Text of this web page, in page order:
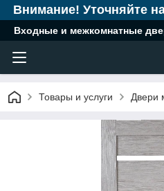
Внимание! Уточняйте
Входные и межкомнатные
Товары и услуги Двери